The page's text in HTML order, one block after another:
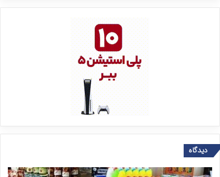
دیدگاه